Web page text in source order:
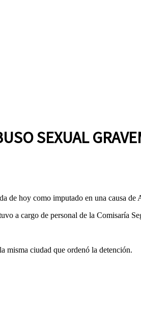
SEXUAL
de hoy como imputado en una causa de
a cargo de personal de la Comisaría
misma ciudad que ordenó la detención.